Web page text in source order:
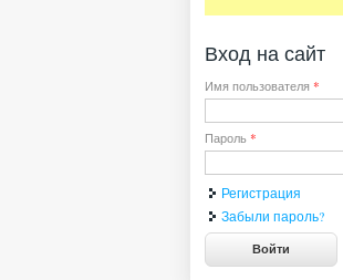
Вход на сайт
Имя пользователя *
Пароль *
Регистрация
Забыли пароль?